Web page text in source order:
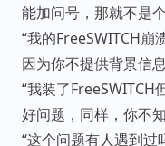
能加问号，那就不是
“我的FreeSWITCH崩
因为你不提供背景信
“我装了FreeSWITCH
好问题，同样，你不
“这个问题有人遇到过